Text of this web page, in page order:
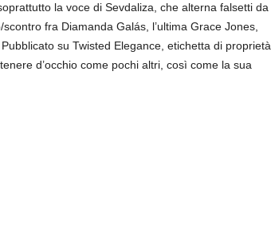
la voce di Sevdaliza, che alterna falsetti da
fra Diamanda Galás, l’ultima Grace Jones,
su Twisted Elegance, etichetta di proprietà
d’occhio come pochi altri, così come la sua